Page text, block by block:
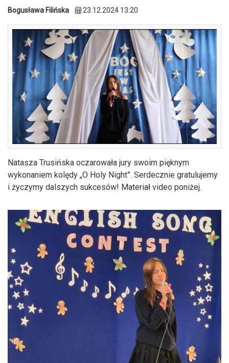
Bogusława Filińska 23.12.2024 13:20
Natasza Trusińska oczarowała jury swoim pięknym
wykonaniem kolędy „O Holy Night”. Serdecznie gratulujemy
i życzymy dalszych sukcesów! Materiał video poniżej.